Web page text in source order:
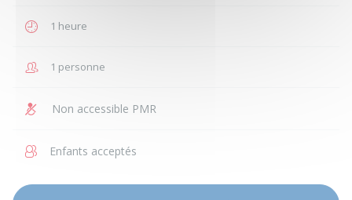
1 heure
1 personne
Non accessible PMR
Enfants acceptés